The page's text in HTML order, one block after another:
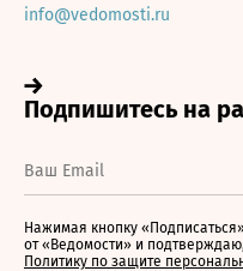
info@vedomosti.ru
Нажимая кнопку
от «Ведомости» и
Политику по защите